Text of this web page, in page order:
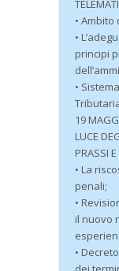
•
•
principi
•
19
LUCE
PRASSI
• La
penali;
•
il nuovo
•